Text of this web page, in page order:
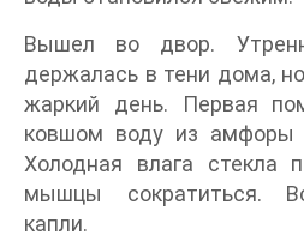
Вышел во двор.
держалась в тени дома,
жаркий день. Первая
ковшом воду из амфоры
Холодная влага стекла
мышцы сократиться.
капли.